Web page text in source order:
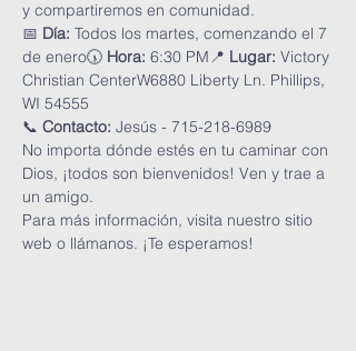
y compartiremos en comunidad.
📅 Día: Todos los martes, comenzando el 7
de enero🕠 Hora: 6:30 PM📍 Lugar: Victory
Christian CenterW6880 Liberty Ln. Phillips,
WI 54555
📞 Contacto: Jesús - 715-218-6989
No importa dónde estés en tu caminar con
Dios, ¡todos son bienvenidos! Ven y trae a
un amigo.
Para más información, visita nuestro sitio
web o llámanos. ¡Te esperamos!